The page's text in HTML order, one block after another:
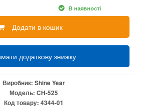
В наявності
Додати в кошик
додаткову знижку
Виробник: Shine Year
Модель: CH-525
Код товару: 4344-01